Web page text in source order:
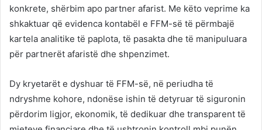
konkrete, shërbim apo partner afarist. Me këto veprime ka
shkaktuar që evidenca kontabël e FFM-së të përmbajë
kartela analitike të paplota, të pasakta dhe të manipuluara
për partnerët afaristë dhe shpenzimet.
Dy kryetarët e dyshuar të FFM-së, në periudha të
ndryshme kohore, ndonëse ishin të detyruar të siguronin
përdorim ligjor, ekonomik, të dedikuar dhe transparent të